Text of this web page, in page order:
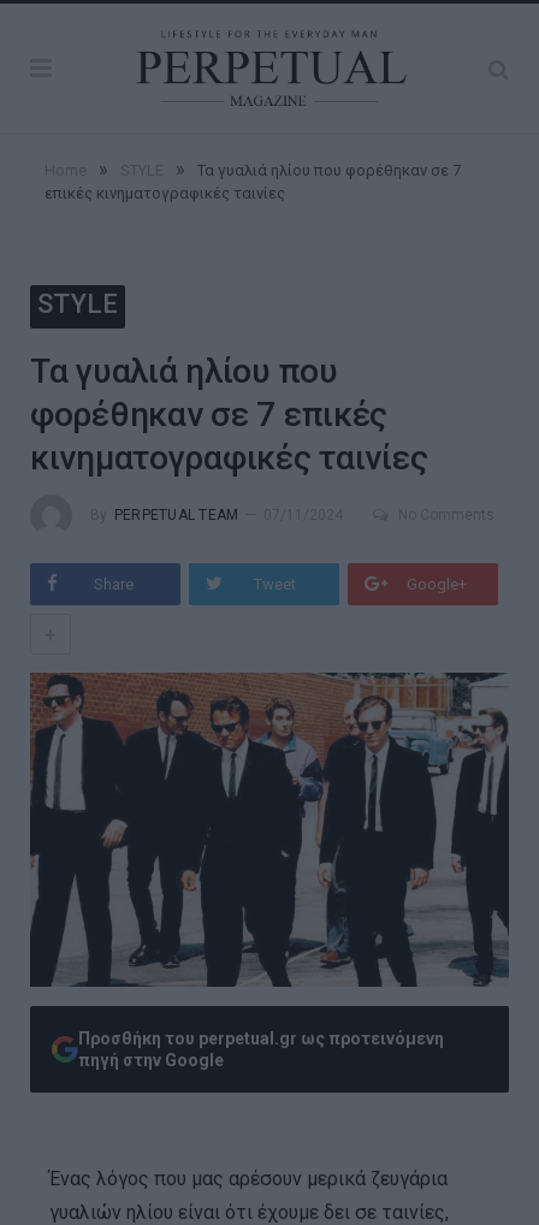
» »
Τα γυαλιά ηλίου που φορέθηκαν σε 7
επικές κινηματογραφικές ταινίες
STYLE
Τα γυαλιά ηλίου που
φορέθηκαν σε 7 επικές
κινηματογραφικές ταινίες
PERPETUAL TEAM
Share Tweet Google+
Προσθήκη του perpetual.gr ως προτεινόμενη
πηγή στην Google
Ένας λόγος που μας αρέσουν μερικά ζευγάρια
γυαλιών ηλίου είναι ότι έχουμε δει σε ταινίες,